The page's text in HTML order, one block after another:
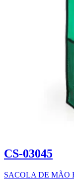
CS-03045
SACOLA DE MÃO